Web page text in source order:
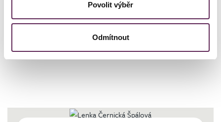
Povolit výběr
Odmítnout
Kontaktierien Sie ihren